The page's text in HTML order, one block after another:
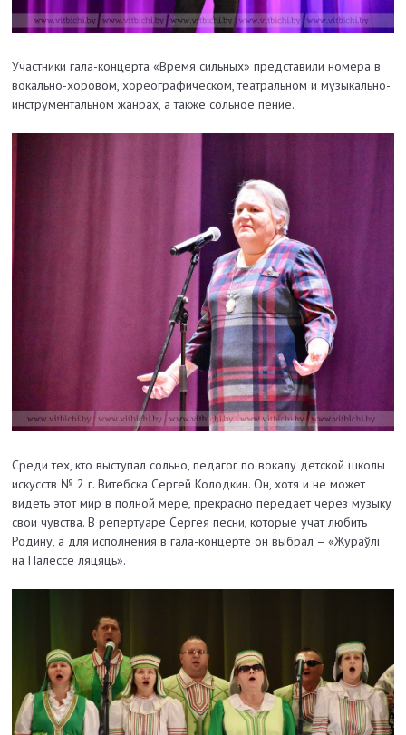
Участники гала-концерта «Время сильных» представили номера в
вокально-хоровом, хореографическом, театральном и музыкально-
инструментальном жанрах, а также сольное пение.
Среди тех, кто выступал сольно, педагог по вокалу детской школы
искусств № 2 г. Витебска Сергей Колодкин. Он, хотя и не может
видеть этот мир в полной мере, прекрасно передает через музыку
свои чувства. В репертуаре Сергея песни, которые учат любить
Родину, а для исполнения в гала-концерте он выбрал – «Жураўлі
на Палессе ляцяць».